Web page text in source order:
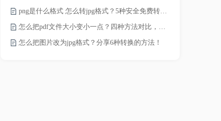
png是什么格式 怎么转jpg格式？5种安全免费转换方法全解析！
怎么把pdf文件大小变小一点？四种方法对比，一看就懂！
怎么把图片改为jpg格式？分享6种转换的方法！